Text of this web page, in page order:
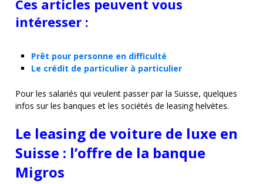
Ces articles peuvent vous
intéresser :
Prêt pour personne en difficulté
Le crédit de particulier à particulier
Pour les salariés qui veulent passer par la Suisse, quelques
infos sur les banques et les sociétés de leasing helvètes.
Le leasing de voiture de luxe en
Suisse : l’offre de la banque
Migros